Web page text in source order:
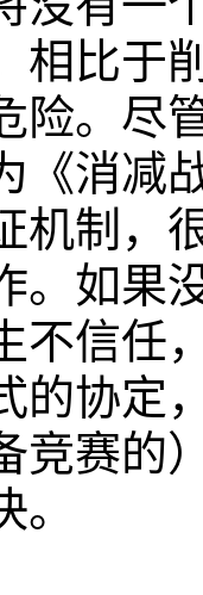
相比于
险。尽
《消减
机制，
。如果
不信任
的协定
竞赛的